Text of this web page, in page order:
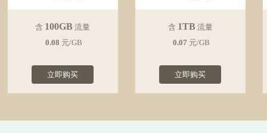
含 100GB 流量
0.08 元/GB
立即购买
含 1TB 流量
0.07 元/GB
立即购买